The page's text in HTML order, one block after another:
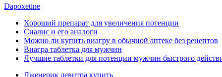
Dapoxetine
Хороший препарат для увеличения потенции
Сиалис и его аналоги
Можно ли купить виагру в обычной аптеке без рецептов
Виагра таблетка для мужчин
Лучшие таблетки для потенции мужчин быстрого
Дженерик левитра купить